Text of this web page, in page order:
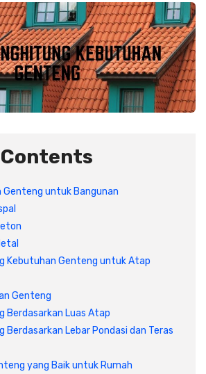
dan Pelapis Dinding
& Partisi
Dapur
& Perkakas
Perabot
Beton & Wiremesh
Alam
Pracetak
Profil & Baja
& Sejenisnya
Elektronik
Utama
Elektrikal
& Listrik
Contents
untuk Bangunan
Kebutuhan Genteng untuk Atap
Genteng
Berdasarkan Luas Atap
Berdasarkan Lebar Pondasi dan Teras
yang Baik untuk Rumah